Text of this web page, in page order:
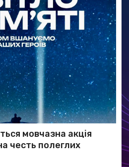
мовчазна акція
честь полеглих